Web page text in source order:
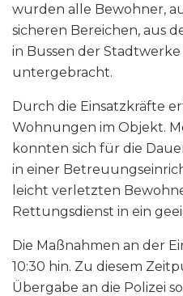
wurden alle Bewohner,
sicheren Bereichen, aus
in Bussen der
untergebracht.
Durch die Einsatzkräfte
Wohnungen im Objekt.
konnten sich für die
in einer
leicht verletzten
Rettungsdienst in ein
Die Maßnahmen an der
10:30 hin. Zu diesem
Übergabe an die Polizei